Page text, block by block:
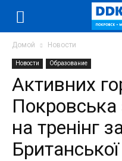
Домой Новости
Новости Образование
Активних
на тренінг